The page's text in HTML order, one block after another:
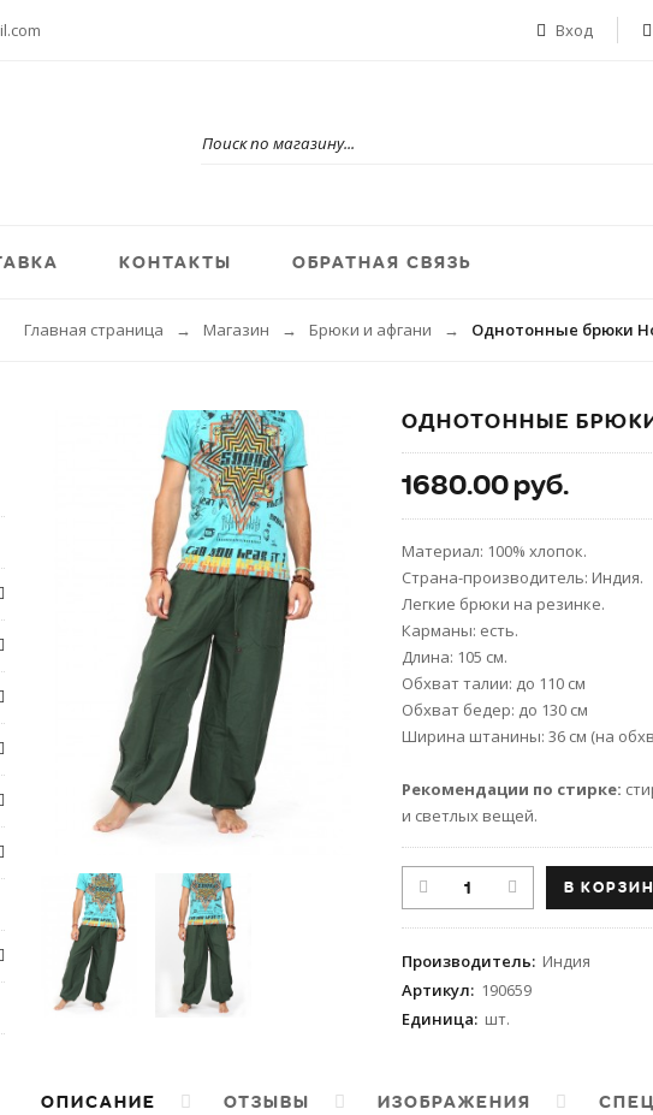
Вход
КОНТАКТЫ ОБРАТНАЯ СВЯЗЬ
Главная страница → Магазин → Брюки и афгани → Однотонные брюки
ОДНОТОННЫЕ БРЮКИ
1680.00 руб.
Материал: 100% хлопок.
Страна-производитель: Индия.
Легкие брюки на резинке.
Карманы: есть.
Длина: 105 см.
Обхват талии: до 110 см
Обхват бедер: до 130 см
Ширина штанины: 36 см (на
Рекомендации по стирке:
и светлых вещей.
Производитель: Индия
Артикул: 190659
Единица: шт.
ОПИСАНИЕ ОТЗЫВЫ ИЗОБРАЖЕНИЯ